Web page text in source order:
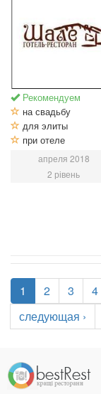
Рекомендуем
на свадьбу
для элиты
при отеле
апреля 2018
2 рівень
1 2 3 4
следующая ›